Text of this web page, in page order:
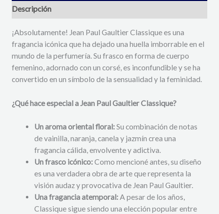
Descripción
¡Absolutamente! Jean Paul Gaultier Classique es una
fragancia icónica que ha dejado una huella imborrable en el
mundo de la perfumería. Su frasco en forma de cuerpo
femenino, adornado con un corsé, es inconfundible y se ha
convertido en un símbolo de la sensualidad y la feminidad.
¿Qué hace especial a Jean Paul Gaultier Classique?
Un aroma oriental floral:Su combinación de notas
de vainilla, naranja, canela y jazmín crea una
fragancia cálida, envolvente y adictiva.
Un frasco icónico:Como mencioné antes, su diseño
es una verdadera obra de arte que representa la
visión audaz y provocativa de Jean Paul Gaultier.
Una fragancia atemporal:A pesar de los años,
Classique sigue siendo una elección popular entre